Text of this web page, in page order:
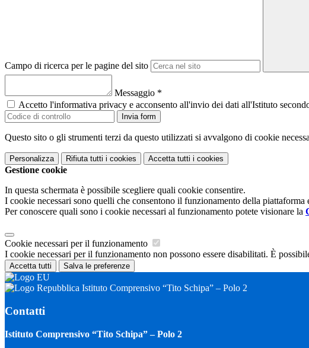
Campo di ricerca per le pagine del sito
Messaggio *
Accetto l'informativa privacy e acconsento all'invio dei dati all'Istituto
Invia form
Questo sito o gli strumenti terzi da questo utilizzati si avvalgono di cookie
Personalizza Rifiuta tutti i cookies Accetta tutti i cookies
Gestione cookie
In questa schermata è possibile scegliere quali cookie consentire.
I cookie necessari sono quelli che consentono il funzionamento della
Per conoscere quali sono i cookie necessari al funzionamento potete visionare la
Cookie necessari per il funzionamento
I cookie necessari per il funzionamento non possono essere disabilitati. È
Accetta tutti Salva le preferenze
Istituto Comprensivo “Tito Schipa” – Polo 2
Contatti
Istituto Comprensivo “Tito Schipa” – Polo 2